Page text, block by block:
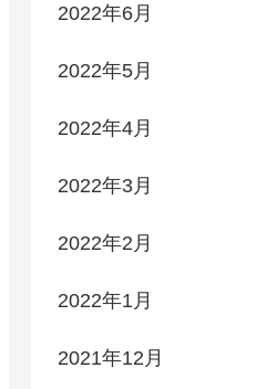
2022年6月
2022年5月
2022年4月
2022年3月
2022年2月
2022年1月
2021年12月